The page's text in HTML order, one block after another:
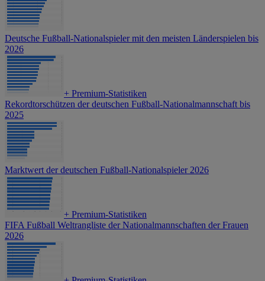
Deutsche Fußball-Nationalspieler mit den meisten Länderspielen bis
2026
+ Premium-Statistiken
Rekordtorschützen der deutschen Fußball-Nationalmannschaft bis
2025
Marktwert der deutschen Fußball-Nationalspieler 2026
+ Premium-Statistiken
FIFA Fußball Weltrangliste der Nationalmannschaften der Frauen
2026